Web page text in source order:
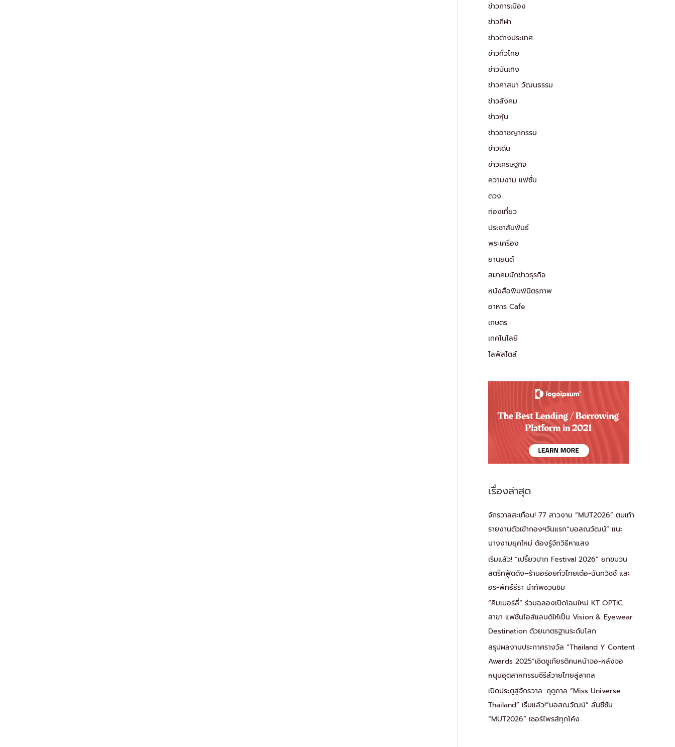
ข่าวการเมือง
ข่าวกีฬา
ข่าวต่างประเทศ
ข่าวทั่วไทย
ข่าวบันเทิง
ข่าวศาสนา วัฒนธรรม
ข่าวสังคม
ข่าวหุ้น
ข่าวอาชญากรรม
ข่าวเด่น
ข่าวเศรษฐกิจ
ความงาม แฟชั่น
ดวง
ท่องเที่ยว
ประชาสัมพันธ์
พระเครื่อง
ยานยนต์
สมาคมนักข่าวธุรกิจ
หนังสือพิมพ์มิตรภาพ
อาหาร Cafe
เกษตร
เทคโนโลยี
ไลฟ์สไตส์
เรื่องล่าสุด
จักรวาลสะเทือน! 77 สาวงาม “MUT2026” ตบเท้า
รายงานตัวเข้ากองฯวันแรก“บอสณวัฒน์” แนะ
นางงามยุคใหม่ ต้องรู้จักวิธีหาแสง
เริ่มแล้ว! “เปรี้ยวปาก Festival 2026” ยกขบวน
สตรีทฟู้ดดัง–ร้านอร่อยทั่วไทยเต๋อ-ฉันทวิชช์ และ
อร-พัทธ์ธีรา นำทัพชวนชิม
“คิมเบอร์ลี่” ร่วมฉลองเปิดโฉมใหม่ KT OPTIC
สาขา แฟชั่นไอส์แลนด์ให้เป็น Vision & Eyewear
Destination ด้วยมาตรฐานระดับโลก
สรุปผลงานประกาศรางวัล “Thailand Y Content
Awards 2025”เชิดชูเกียรติคนหน้าจอ-หลังจอ
หนุนอุตสาหกรรมซีรีส์วายไทยสู่สากล
เปิดประตูสู่จักรวาล…ฤดูกาล “Miss Universe
Thailand” เริ่มแล้ว!“บอสณวัฒน์” ลั่นซีซัน
“MUT2026” เซอร์ไพรส์ทุกโค้ง